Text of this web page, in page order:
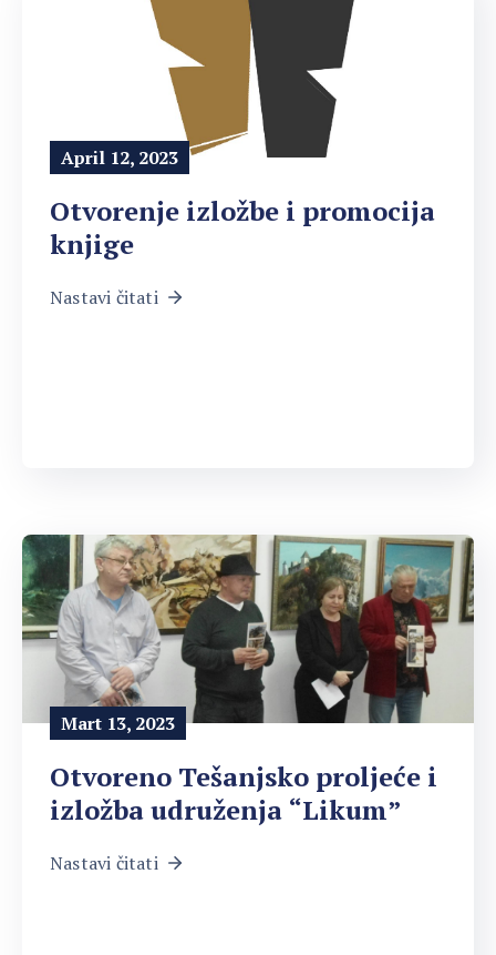
April 12, 2023
Otvorenje izložbe i promocija
knjige
Nastavi čitati
Mart 13, 2023
Otvoreno Tešanjsko proljeće i
izložba udruženja “Likum”
Nastavi čitati